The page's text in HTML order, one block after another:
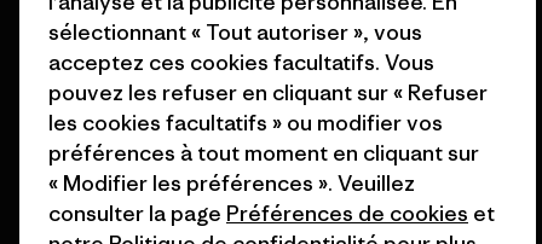
© 2026 Patagonia, Inc. All Rights Reserved.
français
sélectionnant « Tout autoriser », vous
acceptez ces cookies facultatifs. Vous
pouvez les refuser en cliquant sur « Refuser
les cookies facultatifs » ou modifier vos
préférences à tout moment en cliquant sur
« Modifier les préférences ». Veuillez
consulter la page Préférences de cookies et